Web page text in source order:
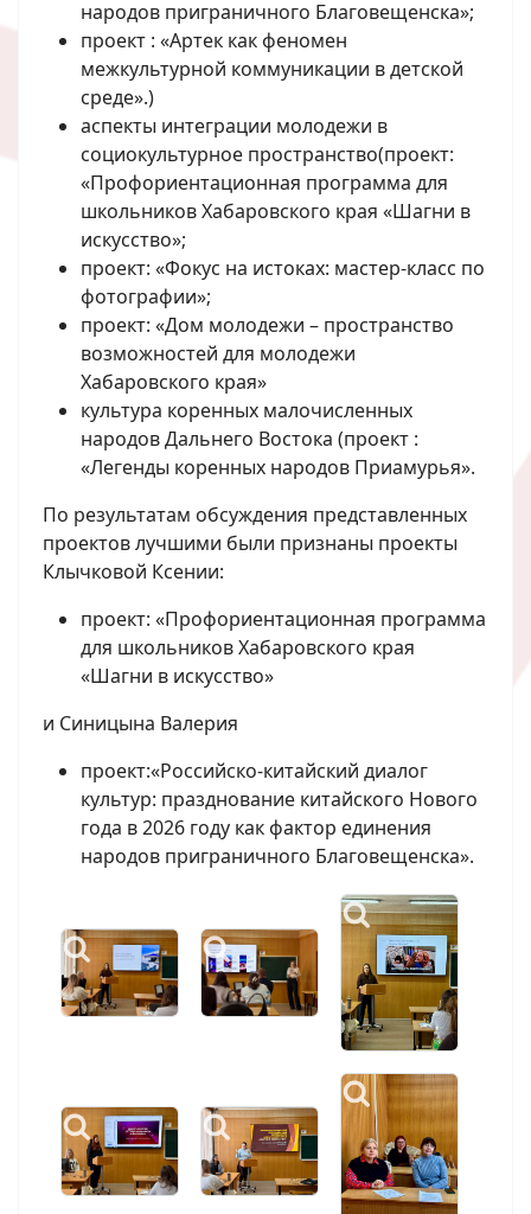
народов приграничного Благовещенска»;
проект : «Артек как феномен
межкультурной коммуникации в детской
среде».)
аспекты интеграции молодежи в
социокультурное пространство(проект:
«Профориентационная программа для
школьников Хабаровского края «Шагни в
искусство»;
проект: «Фокус на истоках: мастер-класс по
фотографии»;
проект: «Дом молодежи – пространство
возможностей для молодежи
Хабаровского края»
культура коренных малочисленных
народов Дальнего Востока (проект :
«Легенды коренных народов Приамурья».
По результатам обсуждения представленных
проектов лучшими были признаны проекты
Клычковой Ксении:
проект: «Профориентационная программа
для школьников Хабаровского края
«Шагни в искусство»
и Синицына Валерия
проект:«Российско-китайский диалог
культур: празднование китайского Нового
года в 2026 году как фактор единения
народов приграничного Благовещенска».